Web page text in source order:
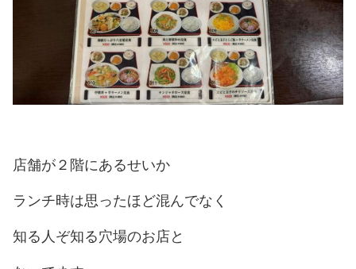
店舗が２階にあるせいか
ランチ時は思ったほど混んでなく
知る人ぞ知る穴場のお店と